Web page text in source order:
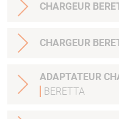
CHARGEUR
CHARGEUR
ADAPTATEUR
BERETTA